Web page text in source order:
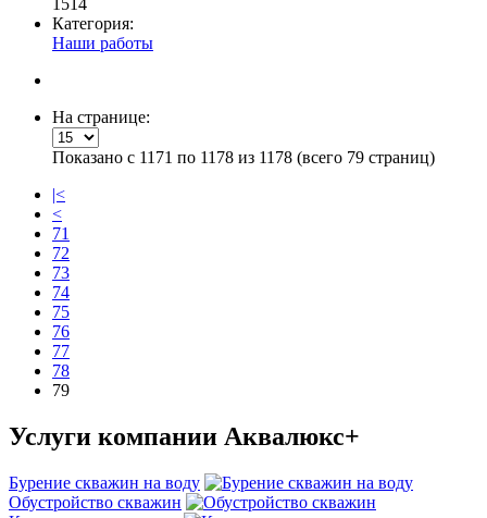
Категория:
Наши работы
На странице:
Показано с 1171 по 1178 из 1178 (всего 79 страниц)
|<
<
71
72
73
74
75
76
77
78
79
Услуги компании Аквалюкс+
Бурение скважин на воду
Обустройство скважин